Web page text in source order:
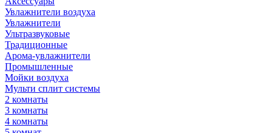
Увлажнители воздуха
Увлажнители
Ультразвуковые
Традиционные
Арома-увлажнители
Промышленные
Мойки воздуха
Мульти сплит системы
2 комнаты
3 комнаты
4 комнаты